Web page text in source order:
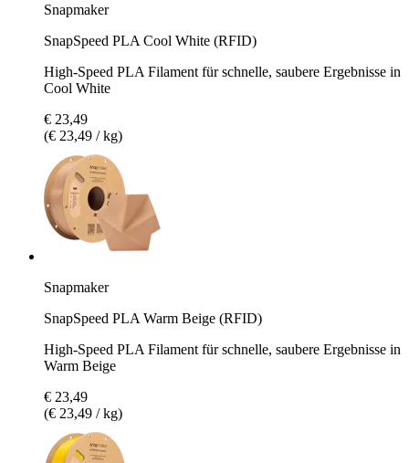
Snapmaker
SnapSpeed PLA Cool White (RFID)
High-Speed PLA Filament für schnelle, saubere Ergebnisse in
Cool White
€ 23,49
(€ 23,49 / kg)
Snapmaker
SnapSpeed PLA Warm Beige (RFID)
High-Speed PLA Filament für schnelle, saubere Ergebnisse in
Warm Beige
€ 23,49
(€ 23,49 / kg)